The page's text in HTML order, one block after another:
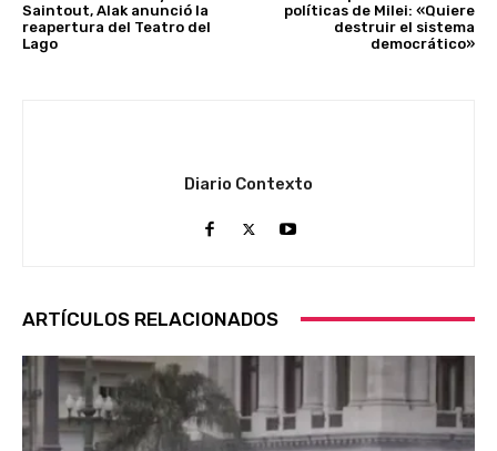
Saintout, Alak anunció la
reapertura del Teatro del
Lago
políticas de Milei: «Quiere
destruir el sistema
democrático»
Diario Contexto
ARTÍCULOS RELACIONADOS